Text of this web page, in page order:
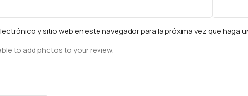
y sitio web en este navegador para la próxima vez que haga
to add photos to your review.